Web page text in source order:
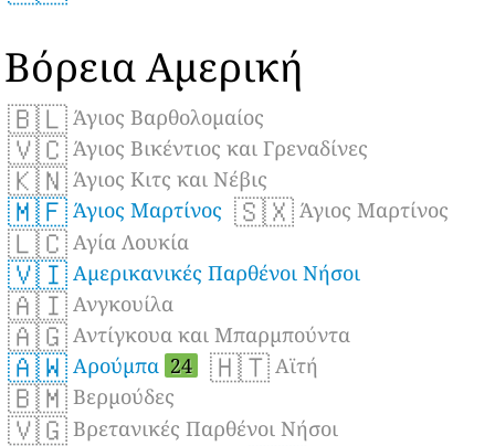
Βόρεια Αμερική
🇧🇱 Άγιος Βαρθολομαίος
🇻🇨 Άγιος Βικέντιος και Γρεναδίνες
🇰🇳 Άγιος Κιτς και Νέβις
🇲🇫 Άγιος Μαρτίνος 🇸🇽 Άγιος Μαρτίνος
🇱🇨 Αγία Λουκία
🇻🇮 Αμερικανικές Παρθένοι Νήσοι
🇦🇮 Ανγκουίλα
🇦🇬 Αντίγκουα και Μπαρμπούντα
🇦🇼 Αρούμπα 24 🇭🇹 Αϊτή
🇧🇲 Βερμούδες
🇻🇬 Βρετανικές Παρθένοι Νήσοι